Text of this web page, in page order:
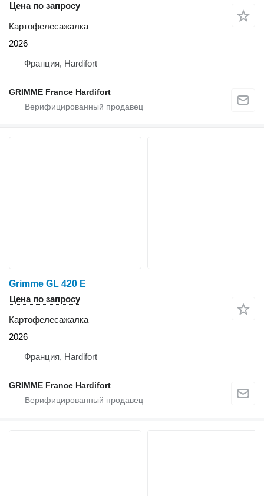
Цена по запросу
Картофелесажалка
2026
Франция, Hardifort
GRIMME France Hardifort
Grimme GL 420 E
Цена по запросу
Картофелесажалка
2026
Франция, Hardifort
GRIMME France Hardifort